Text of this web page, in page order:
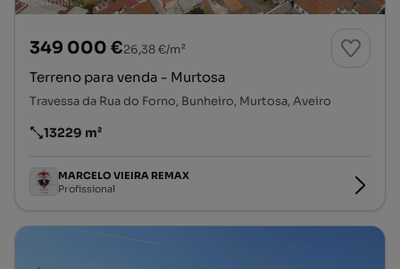
349 000 €26,38 €/m²
Terreno para venda - Murtosa
Travessa da Rua do Forno, Bunheiro, Murtosa, Aveiro
Preço por metro quadrado
13229 m²
MARCELO VIEIRA REMAX
Profissional